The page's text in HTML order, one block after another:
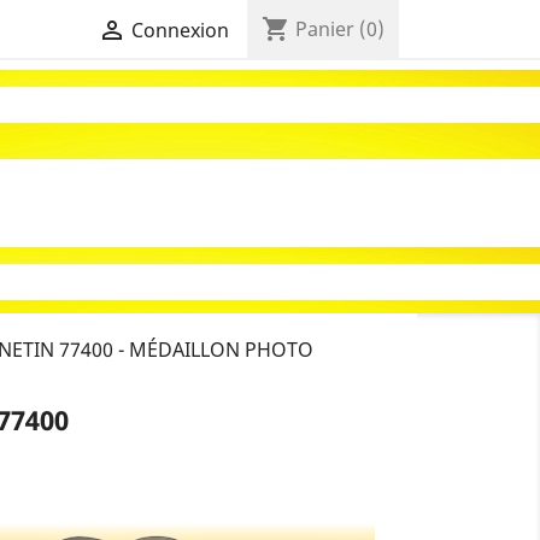
 Connexion shopping_cart Panier (0)
77400 - MÉDAILLON PHOTO